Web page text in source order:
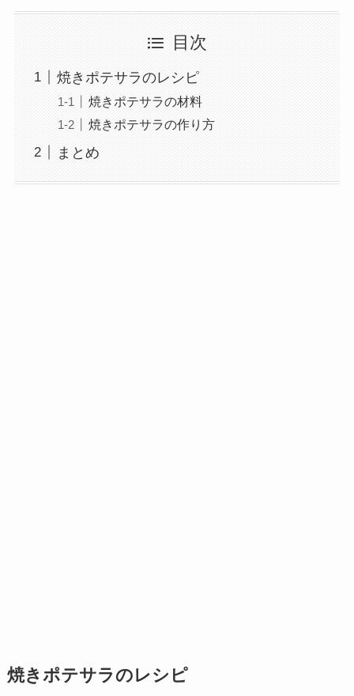
目次
焼きポテサラのレシピ
焼きポテサラの材料
焼きポテサラの作り方
まとめ
焼きポテサラのレシピ